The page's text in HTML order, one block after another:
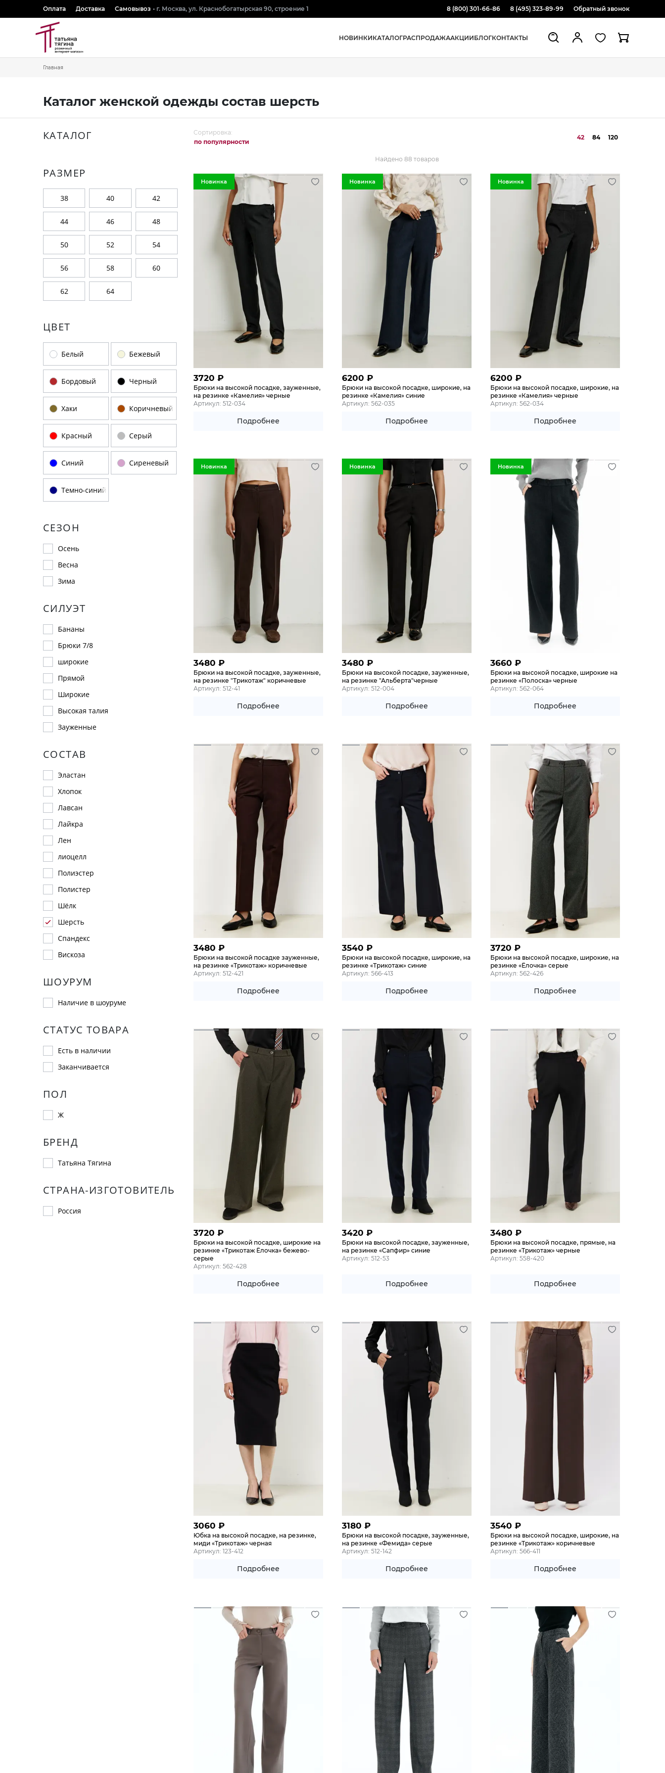
Оплата Доставка Самовывоз • г. Москва, ул. Краснобогатырская 90, строение 1 8 (800) 301-66-86 8 (495) 323-89-99 Обратный звонок
НОВИНКИКАТАЛОГРАСПРОДАЖААКЦИИБЛОГКОНТАКТЫ
Главная
Каталог женской одежды состав шерсть
КАТАЛОГ
РАЗМЕР
38 40 42
44 46 48
50 52 54
56 58 60
62 64
ЦВЕТ
Белый Бежевый
Бордовый Черный
Хаки Коричневый
Красный Серый
Синий Сиреневый
Темно-синий
СЕЗОН
Осень
Весна
Зима
СИЛУЭТ
Бананы
Брюки 7/8
широкие
Прямой
Широкие
Высокая талия
Зауженные
СОСТАВ
Эластан
Хлопок
Лавсан
Лайкра
Лен
лиоцелл
Полиэстер
Полистер
Шёлк
Шерсть
Спандекс
Вискоза
ШОУРУМ
Наличие в шоуруме
СТАТУС ТОВАРА
Есть в наличии
Заканчивается
ПОЛ
Ж
БРЕНД
Татьяна Тягина
СТРАНА-ИЗГОТОВИТЕЛЬ
Россия
Сортировка:
по популярности
42 84 120
Найдено 88 товаров
Новинка
3720 ₽
Брюки на высокой посадке, зауженные,
на резинке «Камелия» черные
Артикул: 512-034
Подробнее
Новинка
6200 ₽
Брюки на высокой посадке, широкие, на
резинке «Камелия» синие
Артикул: 562-035
Подробнее
Новинка
6200 ₽
Брюки на высокой посадке, широкие, на
резинке «Камелия» черные
Артикул: 562-034
Подробнее
Новинка
3480 ₽
Брюки на высокой посадке, зауженные,
на резинке "Трикотаж" коричневые
Артикул: 512-41
Подробнее
Новинка
3480 ₽
Брюки на высокой посадке, зауженные,
на резинке "Альберта"черные
Артикул: 512-004
Подробнее
Новинка
3660 ₽
Брюки на высокой посадке, широкие на
резинке «Полоска» черные
Артикул: 562-064
Подробнее
3480 ₽
Брюки на высокой посадке зауженные,
на резинке «Трикотаж» коричневые
Артикул: 512-421
Подробнее
3540 ₽
Брюки на высокой посадке, широкие, на
резинке «Трикотаж» синие
Артикул: 566-413
Подробнее
3720 ₽
Брюки на высокой посадке, широкие, на
резинке «Ёлочка» серые
Артикул: 562-426
Подробнее
3720 ₽
Брюки на высокой посадке, широкие на
резинке «Трикотаж Ёлочка» бежево-
серые
Артикул: 562-428
Подробнее
3420 ₽
Брюки на высокой посадке, зауженные,
на резинке «Сапфир» синие
Артикул: 512-53
Подробнее
3480 ₽
Брюки на высокой посадке, прямые, на
резинке «Трикотаж» черные
Артикул: 558-420
Подробнее
3060 ₽
Юбка на высокой посадке, на резинке,
миди «Трикотаж» черная
Артикул: 123-412
Подробнее
3180 ₽
Брюки на высокой посадке, зауженные,
на резинке «Фемида» серые
Артикул: 512-142
Подробнее
3540 ₽
Брюки на высокой посадке, широкие, на
резинке «Трикотаж» коричневые
Артикул: 566-411
Подробнее